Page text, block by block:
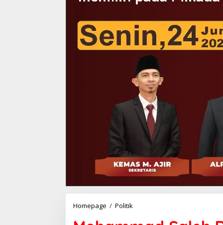
Homepage / Politik
Diminta